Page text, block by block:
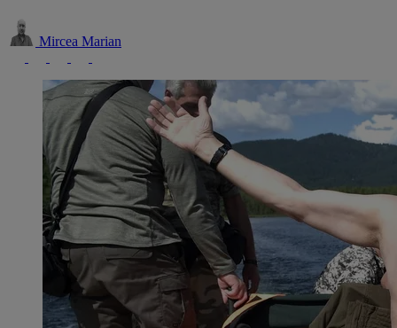
Mircea Marian